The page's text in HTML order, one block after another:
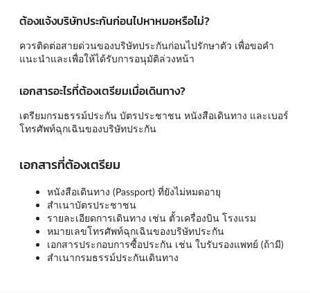
ต้องแจ้งบริษัทประกันก่อนไปหาหมอหรือไม่?
ควรติดต่อสายด่วนของบริษัทประกันก่อนไปรักษาตัว เพื่อขอคำ
แนะนำและเพื่อให้ได้รับการอนุมัติล่วงหน้า
เอกสารอะไรที่ต้องเตรียมเมื่อเดินทาง?
เตรียมกรมธรรม์ประกัน บัตรประชาชน หนังสือเดินทาง และเบอร์
โทรศัพท์ฉุกเฉินของบริษัทประกัน
เอกสารที่ต้องเตรียม
หนังสือเดินทาง (Passport) ที่ยังไม่หมดอายุ
สำเนาบัตรประชาชน
รายละเอียดการเดินทาง เช่น ตั้วเครื่องบิน โรงแรม
หมายเลขโทรศัพท์ฉุกเฉินของบริษัทประกัน
เอกสารประกอบการซื้อประกัน เช่น ใบรับรองแพทย์ (ถ้ามี)
สำเนากรมธรรม์ประกันเดินทาง